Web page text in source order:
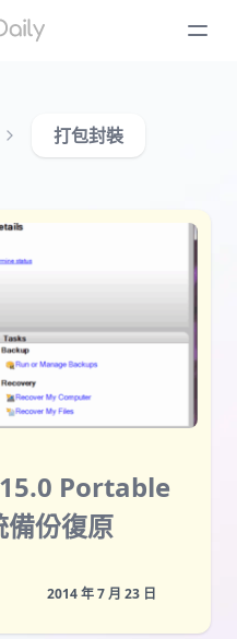
打包封裝
Portable
備份復原
2014 年 7 月 23 日